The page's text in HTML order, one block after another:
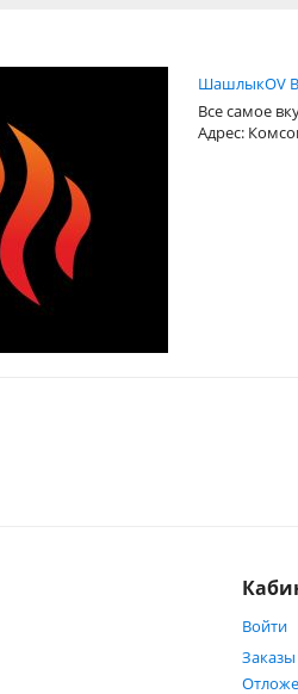
ШашлыкOV
Все самое
Адрес:
Войти
Заказы